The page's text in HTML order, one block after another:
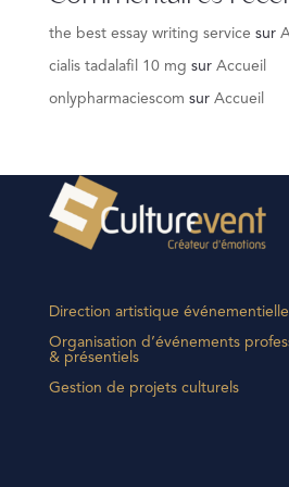
the best essay writing service sur
cialis tadalafil 10 mg sur Accueil
onlypharmaciescom sur Accueil
Direction artistique événementielle
Organisation d’événements
& présentiels
Gestion de projets culturels